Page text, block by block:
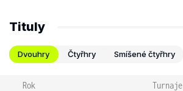
Tituly
Dvouhry Čtyřhry Smíšené čtyřhry
Rok Turnaje